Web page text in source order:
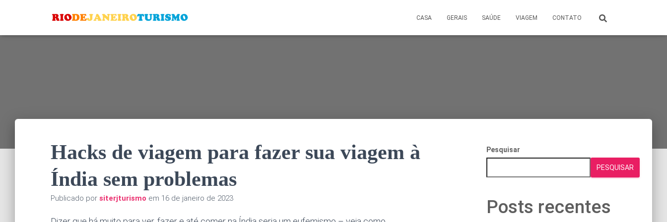
CASA GERAIS SAÚDE VIAGEM CONTATO
Hacks de viagem para fazer sua viagem à
Índia sem problemas
Publicado por siterjturismo em 16 de janeiro de 2023
Pesquisar
PESQUISAR
Posts recentes